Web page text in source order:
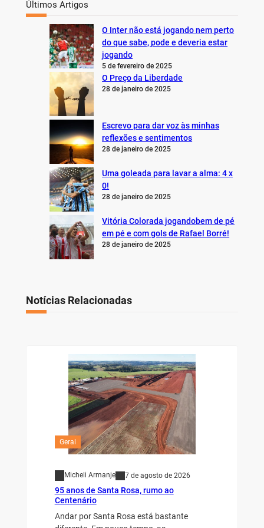
Últimos Artigos
O Inter não está jogando nem perto
do que sabe, pode e deveria estar
jogando
5 de fevereiro de 2025
O Preço da Liberdade
28 de janeiro de 2025
Escrevo para dar voz às minhas
reflexões e sentimentos
28 de janeiro de 2025
Uma goleada para lavar a alma: 4 x
0!
28 de janeiro de 2025
Vitória Colorada jogandobem de pé
em pé e com gols de Rafael Borré!
28 de janeiro de 2025
Notícias Relacionadas
Geral
Micheli Armanje 7 de agosto de 2026
95 anos de Santa Rosa, rumo ao
Centenário
Andar por Santa Rosa está bastante